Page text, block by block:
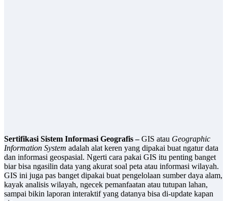
Sertifikasi Sistem Informasi Geografis –GIS atau Geographic
Information System adalah alat keren yang dipakai buat ngatur data
dan informasi geospasial. Ngerti cara pakai GIS itu penting banget
biar bisa ngasilin data yang akurat soal peta atau informasi wilayah.
GIS ini juga pas banget dipakai buat pengelolaan sumber daya alam,
kayak analisis wilayah, ngecek pemanfaatan atau tutupan lahan,
sampai bikin laporan interaktif yang datanya bisa di-update kapan